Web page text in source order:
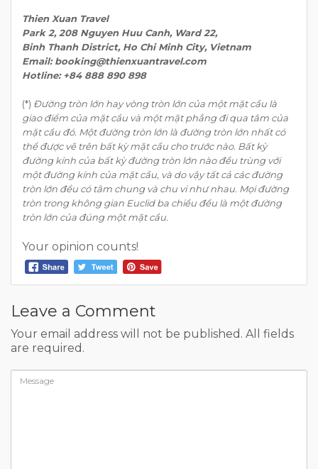
Thien Xuan Travel
Park 2, 208 Nguyen Huu Canh, Ward 22,
Binh Thanh District, Ho Chi Minh City, Vietnam
Email: booking@thienxuantravel.com
Hotline: +84 888 890 898
(*) Đường tròn lớn hay vòng tròn lớn của một mặt cầu là
giao điểm của mặt cầu và một mặt phẳng đi qua tâm của
mặt cầu đó. Một đường tròn lớn là đường tròn lớn nhất có
thể được vẽ trên bất kỳ mặt cầu cho trước nào. Bất kỳ
đường kính của bất kỳ đường tròn lớn nào đều trùng với
một đường kính của mặt cầu, và do vậy tất cả các đường
tròn lớn đều có tâm chung và chu vi như nhau. Mọi đường
tròn trong không gian Euclid ba chiều đều là một đường
tròn lớn của đúng một mặt cầu.
Your opinion counts!
Leave a Comment
Your email address will not be published. All fields
are required.